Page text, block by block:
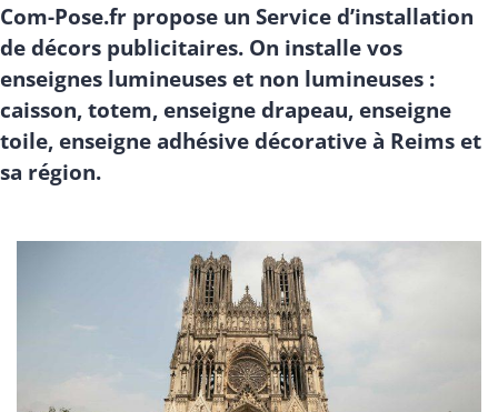
Com-Pose.fr propose un Service d’installation
de décors publicitaires. On installe vos
enseignes lumineuses et non lumineuses :
caisson, totem, enseigne drapeau, enseigne
toile, enseigne adhésive décorative à Reims et
sa région.